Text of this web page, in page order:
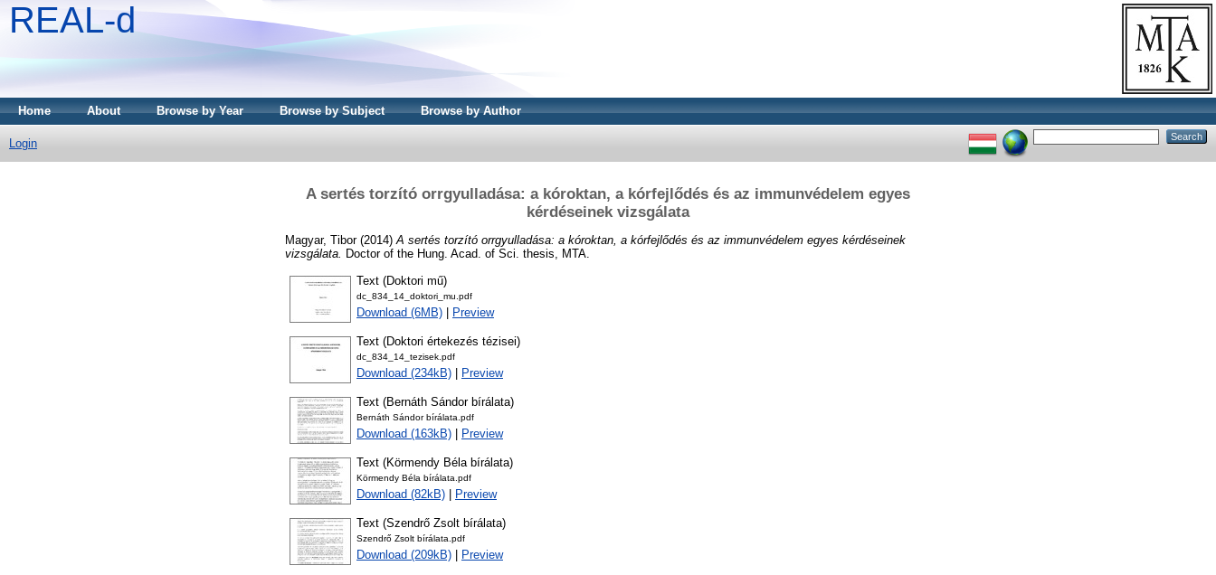
REAL-d
Home About Browse by Year Browse by Subject Browse by Author
Login
A sertés torzító orrgyulladása: a kóroktan, a kórfejlődés és az immunvédelem egyes
kérdéseinek vizsgálata
Magyar, Tibor(2014) A sertés torzító orrgyulladása: a kóroktan, a kórfejlődés és az immunvédelem egyes kérdéseinek
vizsgálata. Doctor of the Hung. Acad. of Sci. thesis, MTA.
Text (Doktori mű)
dc_834_14_doktori_mu.pdf
Download (6MB) Preview
Text (Doktori értekezés tézisei)
dc_834_14_tezisek.pdf
Download (234kB) Preview
Text (Bernáth Sándor bírálata)
Bernáth Sándor bírálata.pdf
Download (163kB) Preview
Text (Körmendy Béla bírálata)
Körmendy Béla bírálata.pdf
Download (82kB) Preview
Text (Szendrő Zsolt bírálata)
Szendrő Zsolt bírálata.pdf
Download (209kB) Preview